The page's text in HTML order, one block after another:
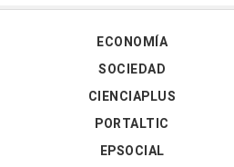
ECONOMÍA
SOCIEDAD
CIENCIAPLUS
PORTALTIC
EPSOCIAL